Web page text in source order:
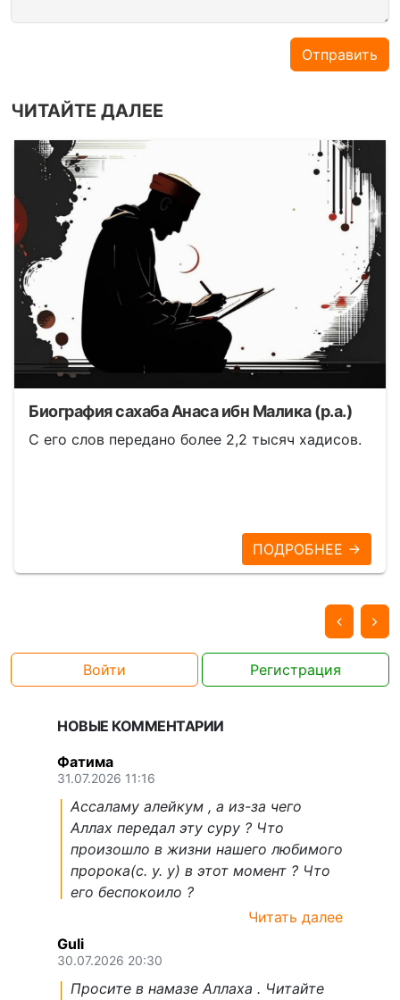
Отправить
ЧИТАЙТЕ ДАЛЕЕ
Биография сахаба Анаса ибн Малика (р.а.)
С его слов передано более 2,2 тысяч хадисов.
ПОДРОБНЕЕ →
Войти Регистрация
НОВЫЕ КОММЕНТАРИИ
Фатима
31.07.2026 11:16
Ассаламу алейкум , а из-за чего
Аллах передал эту суру ? Что
произошло в жизни нашего любимого
пророка(с. у. у) в этот момент ? Что
его беспокоило ?
Читать далее
Guli
30.07.2026 20:30
Просите в намазе Аллаха . Читайте